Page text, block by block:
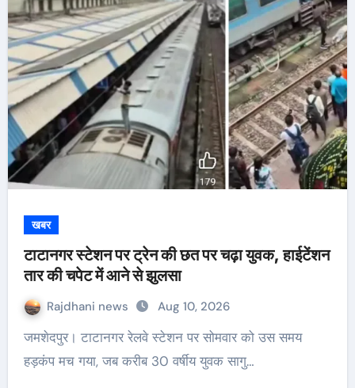
खबर
टाटानगर स्टेशन पर ट्रेन की छत पर चढ़ा युवक, हाईटेंशन
तार की चपेट में आने से झुलसा
Rajdhani news Aug 10, 2026
जमशेदपुर। टाटानगर रेलवे स्टेशन पर सोमवार को उस समय
हड़कंप मच गया, जब करीब 30 वर्षीय युवक सागु…